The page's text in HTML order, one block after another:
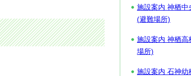
施設案内 神栖中
(避難場所)
施設案内 神栖高
場所)
施設案内 石神幼